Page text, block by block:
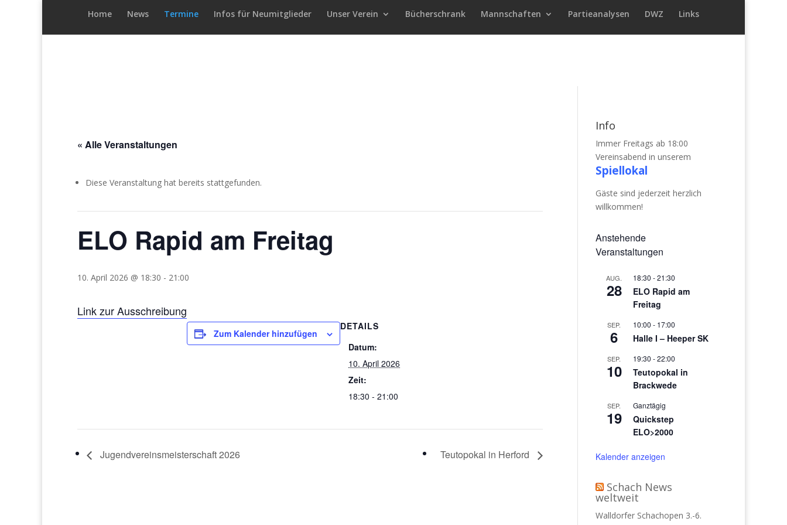
Home News Termine Infos für Neumitglieder Unser Verein Bücherschrank Mannschaften Partieanalysen DWZ Links
« Alle Veranstaltungen
Diese Veranstaltung hat bereits stattgefunden.
ELO Rapid am Freitag
10. April 2026 @ 18:30 - 21:00
Link zur Ausschreibung
Zum Kalender hinzufügen
DETAILS
Datum:
10. April 2026
Zeit:
18:30 - 21:00
Jugendvereinsmeisterschaft 2026 Teutopokal in Herford
Info
Immer Freitags ab 18:00
Vereinsabend in unserem
Spiellokal
Gäste sind jederzeit herzlich
willkommen!
Anstehende
Veranstaltungen
AUG.
28
18:30 -21:30
ELO Rapid am
Freitag
SEP.
6
10:00 - 17:00
Halle I – Heeper SK
SEP.
10
19:30 -22:00
Teutopokal in
Brackwede
SEP.
19
Ganztägig
Quickstep
ELO>2000
Kalender anzeigen
Schach News
weltweit
Walldorfer Schachopen 3.-6.